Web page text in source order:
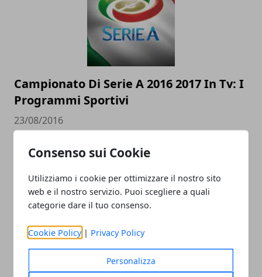
Consenso sui Cookie
Utilizziamo i cookie per ottimizzare il nostro sito
web e il nostro servizio. Puoi scegliere a quali
categorie dare il tuo consenso.
Cookie Policy | Privacy Policy
Personalizza
Campionato Di Serie A 2016 2017 In Tv: I
Programmi Sportivi
23/08/2016
Olimpiadi Italia Oggi: Le Gare Per Le